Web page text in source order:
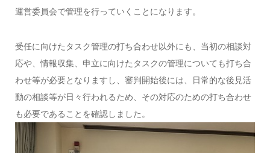
運営委員会で管理を行っていくことになります。
受任に向けたタスク管理の打ち合わせ以外にも、当初の相談対
応や、情報収集、申立に向けたタスクの管理についても打ち合
わせ等が必要となりますし、審判開始後には、日常的な後見活
動の相談等が日々行われるため、その対応のための打ち合わせ
も必要であることを確認しました。